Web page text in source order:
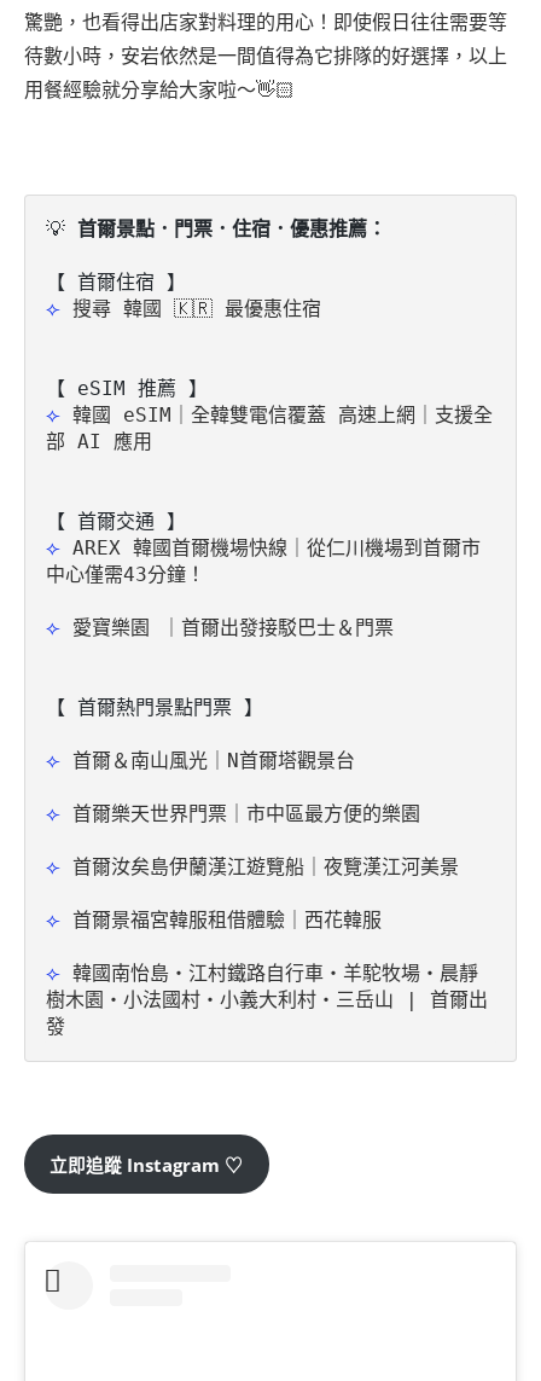
驚艷，也看得出店家對料理的用心！即使假日往往需要等
待數小時，安岩依然是一間值得為它排隊的好選擇，以上
用餐經驗就分享給大家啦～👋🏻
💡 首爾景點．門票．住宿．優惠推薦：
⟣ 搜尋 韓國 🇰🇷 最優惠住宿
【 eSIM 推薦 】
⟣ 韓國 eSIM｜全韓雙電信覆蓋 高速上網｜支援全
部 AI 應用
⟣ AREX 韓國首爾機場快線｜從仁川機場到首爾市
中心僅需43分鐘！
⟣ 愛寶樂園 ｜首爾出發接駁巴士＆門票
【 首爾熱門景點門票 】
⟣ 首爾＆南山風光｜N首爾塔觀景台
⟣ 首爾樂天世界門票｜市中區最方便的樂園
⟣ 首爾汝矣島伊蘭漢江遊覽船｜夜覽漢江河美景
⟣ 首爾景福宮韓服租借體驗｜西花韓服
⟣ 韓國南怡島・江村鐵路自行車・羊駝牧場・晨靜
樹木園・小法國村・小義大利村・三岳山 | 首爾出
發
立即追蹤 Instagram ♡